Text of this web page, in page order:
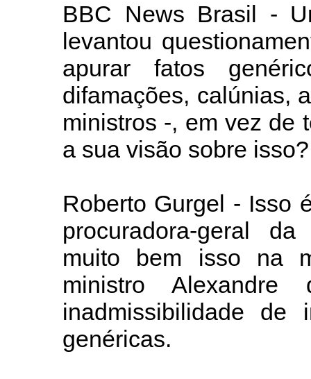
BBC News Brasil -
levantou
apurar fatos
difamações, calúnias,
ministros -, em vez de
a sua visão sobre isso?
Roberto Gurgel - Isso
procuradora-geral
muito bem isso na
ministro
inadmissibilidade de
genéricas.